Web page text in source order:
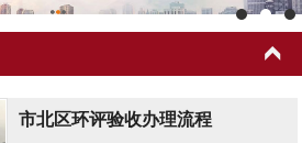
关于我们
公司新闻
环评
市北区环评验收办理流程